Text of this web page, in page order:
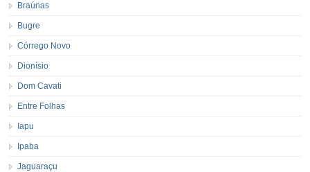
Braúnas
Bugre
Córrego Novo
Dionísio
Dom Cavati
Entre Folhas
Iapu
Ipaba
Jaguaraçu